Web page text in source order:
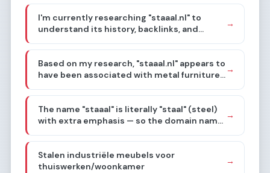
I'm currently researching "staaal.nl" to
understand its history, backlinks, and
was known for, which will guide my content
strategy. I'll search for relevant information
online.
→
Based on my research, "staaal.nl" appears to
have been associated with metal furniture
other materials in a "metalstyling"
approach. The brief confirms this. Now I
need to choose a sub-sub-niche.
→
The name "staaal" is literally "staal" (steel)
with extra emphasis — so the domain name
the "metalen meubels en designobjecten"
history, I need to go deep into one specific
thing.
→
Stalen industriële meubels voor
thuiswerken/woonkamer
→